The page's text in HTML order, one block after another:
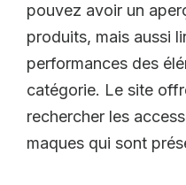
pouvez avoir un
produits, mais aussi
performances des
catégorie. Le site
rechercher les
maques qui sont